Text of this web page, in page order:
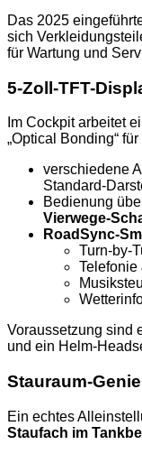
Das 2025
sich
für Wartung und
5-Zoll-TFT-
Im Cockpit arbeitet
„Optical Bonding“
verschiedene
Standard-
Bedienung
Vierwege-
RoadSync-
Turn-by-
Telefonie
Voraussetzung sind
und ein Helm-
Stauraum-
Ein echtes
Staufach im